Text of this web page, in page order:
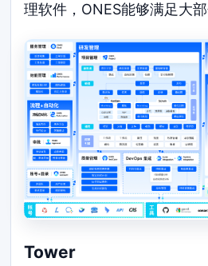
理软件，ONES能够满足大
Tower